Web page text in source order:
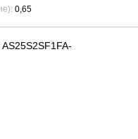
0,65